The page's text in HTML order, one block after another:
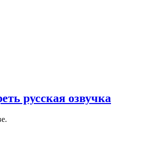
русская озвучка